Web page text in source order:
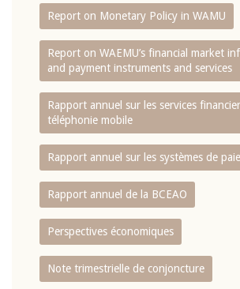
Report on Monetary Policy in WAMU
Report on WAEMU’s financial market
and payment instruments and services
Rapport annuel sur les services
téléphonie mobile
Rapport annuel sur les systèmes de
Rapport annuel de la BCEAO
Perspectives économiques
Note trimestrielle de conjoncture